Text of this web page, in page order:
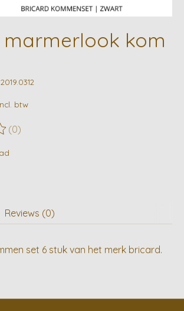
marmerlook kom
btw
dit product is
(0)
Reviews (0)
set 6 stuk van het merk bricard.